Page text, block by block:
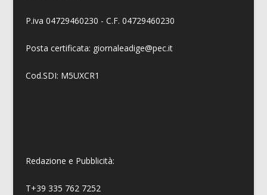
P.iva 04729460230 - C.F. 04729460230
Posta certificata: giornaleadige@pec.it
Cod.SDI: M5UXCR1
Redazione e Pubblicità:
T+39 335 762 7252